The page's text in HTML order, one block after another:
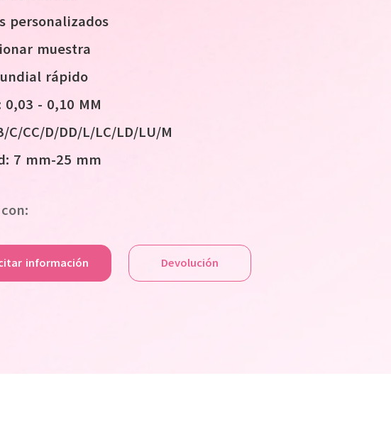
personalizados
muestra
rápido
0,03 - 0,10 MM
C/CC/D/DD/L/LC/LD/LU/M
7 mm-25 mm
información Devolución